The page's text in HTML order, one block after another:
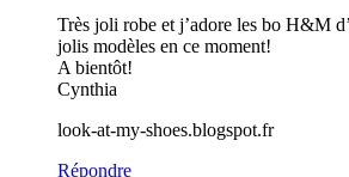
Très joli robe et j’adore les bo H&M
jolis modèles en ce moment!
A bientôt!
Cynthia
look-at-my-shoes.blogspot.fr
Répondre